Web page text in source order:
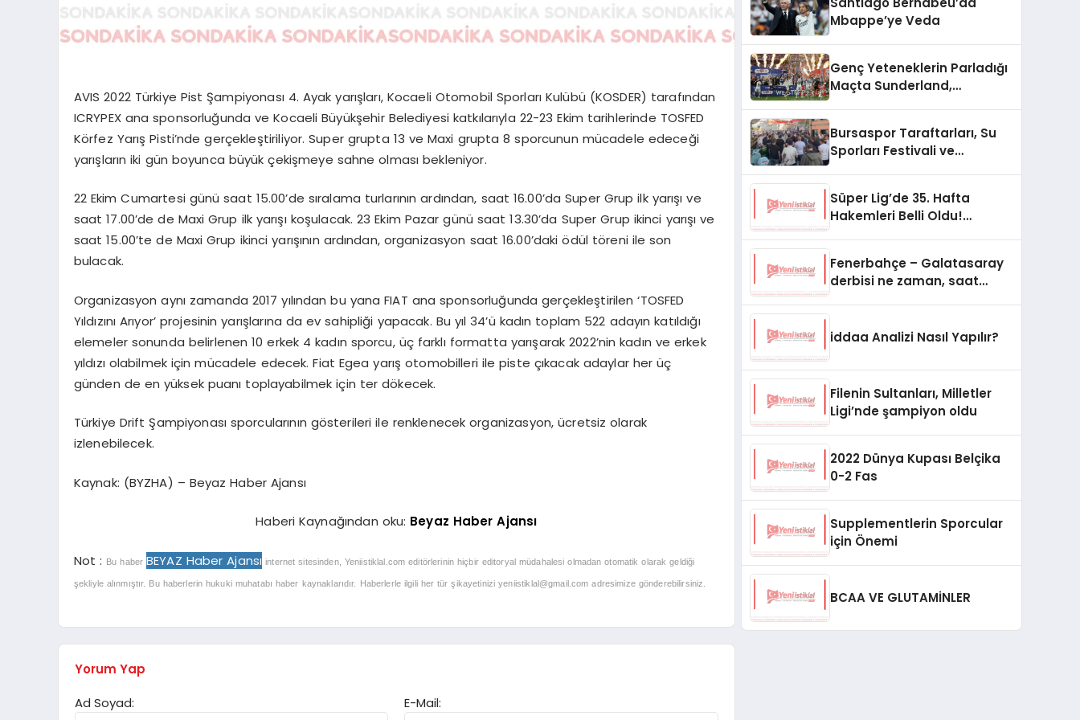
AVIS 2022 Türkiye Pist Şampiyonası 4. Ayak yarışları, Kocaeli Otomobil Sporları Kulübü (KOSDER) tarafından
ICRYPEX ana sponsorluğunda ve Kocaeli Büyükşehir Belediyesi katkılarıyla 22-23 Ekim tarihlerinde TOSFED
Körfez Yarış Pisti’nde gerçekleştiriliyor. Super grupta 13 ve Maxi grupta 8 sporcunun mücadele edeceği
yarışların iki gün boyunca büyük çekişmeye sahne olması bekleniyor.
22 Ekim Cumartesi günü saat 15.00’de sıralama turlarının ardından, saat 16.00’da Super Grup ilk yarışı ve
saat 17.00’de de Maxi Grup ilk yarışı koşulacak. 23 Ekim Pazar günü saat 13.30’da Super Grup ikinci yarışı ve
saat 15.00’te de Maxi Grup ikinci yarışının ardından, organizasyon saat 16.00’daki ödül töreni ile son
bulacak.
Organizasyon aynı zamanda 2017 yılından bu yana FIAT ana sponsorluğunda gerçekleştirilen ‘TOSFED
Yıldızını Arıyor’ projesinin yarışlarına da ev sahipliği yapacak. Bu yıl 34’ü kadın toplam 522 adayın katıldığı
elemeler sonunda belirlenen 10 erkek 4 kadın sporcu, üç farklı formatta yarışarak 2022’nin kadın ve erkek
yıldızı olabilmek için mücadele edecek. Fiat Egea yarış otomobilleri ile piste çıkacak adaylar her üç
günden de en yüksek puanı toplayabilmek için ter dökecek.
Türkiye Drift Şampiyonası sporcularının gösterileri ile renklenecek organizasyon, ücretsiz olarak
izlenebilecek.
Kaynak: (BYZHA) – Beyaz Haber Ajansı
Haberi Kaynağından oku: Beyaz Haber Ajansı
Not : Bu haber BEYAZ Haber Ajansı internet sitesinden, Yeniistiklal.com editörlerinin hiçbir editoryal müdahalesi olmadan otomatik olarak geldiği
şekliyle alınmıştır. Bu haberlerin hukuki muhatabı haber kaynaklarıdır. Haberlerle ilgili her tür şikayetiniziyeniistiklal@gmail.com adresimize gönderebilirsiniz.
Yorum Yap
Ad Soyad:
E-Mail:
Mbappe’ye Veda
Genç Yeteneklerin Parladığı
Maçta Sunderland,
Bursaspor Taraftarları, Su
Sporları Festivali ve
Süper Lig’de 35. Hafta
Hakemleri Belli Oldu!
Fenerbahçe – Galatasaray
derbisi ne zaman, saat
iddaa Analizi Nasıl Yapılır?
Filenin Sultanları, Milletler
Ligi’nde şampiyon oldu
2022 Dünya Kupası Belçika
0-2 Fas
Supplementlerin Sporcular
için Önemi
BCAA VE GLUTAMİNLER